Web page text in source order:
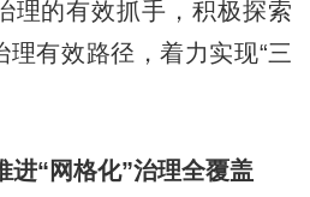
理的有效抓手，积极探索
有效路径，着力实现“三
“网格化”治理全覆盖